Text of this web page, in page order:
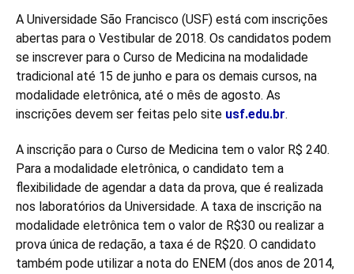
A Universidade São Francisco (USF) está com inscrições
abertas para o Vestibular de 2018. Os candidatos podem
se inscrever para o Curso de Medicina na modalidade
tradicional até 15 de junho e para os demais cursos, na
modalidade eletrônica, até o mês de agosto. As
inscrições devem ser feitas pelo site usf.edu.br.
A inscrição para o Curso de Medicina tem o valor R$ 240.
Para a modalidade eletrônica, o candidato tem a
flexibilidade de agendar a data da prova, que é realizada
nos laboratórios da Universidade. A taxa de inscrição na
modalidade eletrônica tem o valor de R$30 ou realizar a
prova única de redação, a taxa é de R$20. O candidato
também pode utilizar a nota do ENEM (dos anos de 2014,